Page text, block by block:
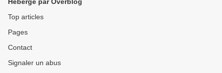
Top articles
Pages
Contact
Signaler un abus